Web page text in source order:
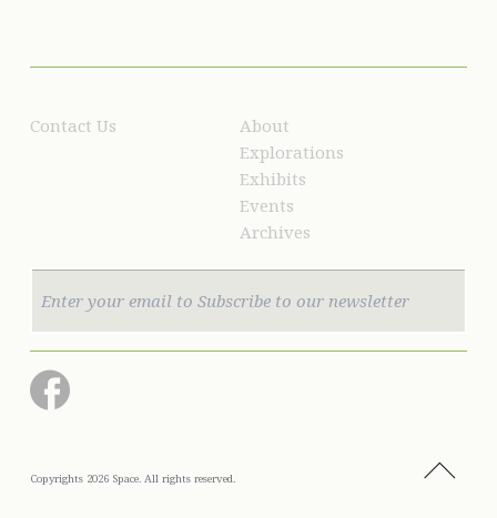
Contact Us
About
Explorations
Exhibits
Events
Archives
Copyrights 2026 Space. All rights reserved.